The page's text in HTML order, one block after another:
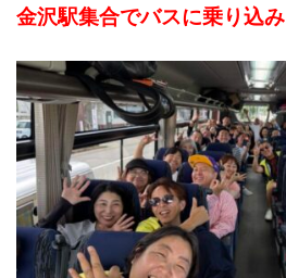
金沢駅集合でバスに乗り込み